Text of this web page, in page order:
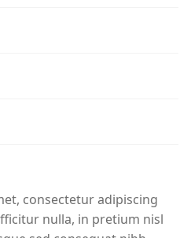
consectetur adipiscing
nulla, in pretium nisl